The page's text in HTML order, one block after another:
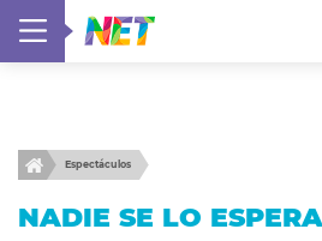
Espectáculos
NADIE SE LO